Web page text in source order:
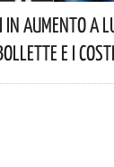
In Aumento A
E I